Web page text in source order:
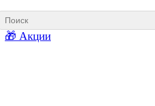
Ковши для фронтальных
🎁 Акции